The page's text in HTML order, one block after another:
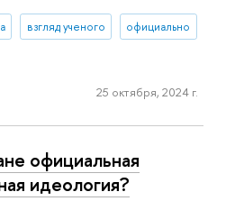
взгляд ученого официально
25 октября, 2024 г.
официальная
идеология?